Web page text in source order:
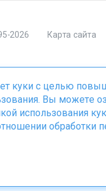
2026 Карта сайта
являются
куки с целью
Вы можете
использования
обработки